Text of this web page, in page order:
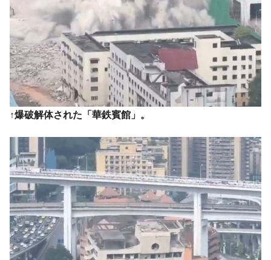
ドを掲げる「在韓反米勢力」
『Money1』
韓国政府「2035年までに18.4GW規模のAIデ
ータセンター整備」⇒ だから無理だってば。
『Money1』
JPモルガン「韓国レバレッジETFの清算は
ほぼ終わった」
『Money1』
韓国『国民年金公団』株価暴落で200兆蒸
発。
ャンペーン」⇒ あの名物教授も登場！
『Money1』
韓国「橋が落ちました」⇒ 耐久性「なさす
ぎ」では。
『Money1』
韓国鉄鋼最大手『POSCO』ズブズブ沈む。
営業利益80.2％も減少
『Money1』
米国下院「韓国の公務員個人をターゲット
にぶん殴る法案」提出！⇒ クーパン問題は合衆国企業に対
する差別。許してはおかぬ
↑爆破解体された「華鉄賓館」。